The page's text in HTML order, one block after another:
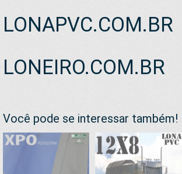
LONAPVC.COM.BR
LONEIRO.COM.BR
Você pode se interessar também!